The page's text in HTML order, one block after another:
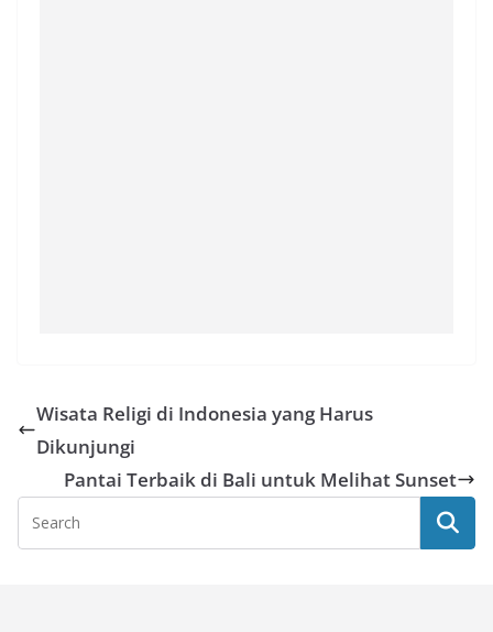
Wisata Religi di Indonesia yang Harus
Dikunjungi
Pantai Terbaik di Bali untuk Melihat Sunset